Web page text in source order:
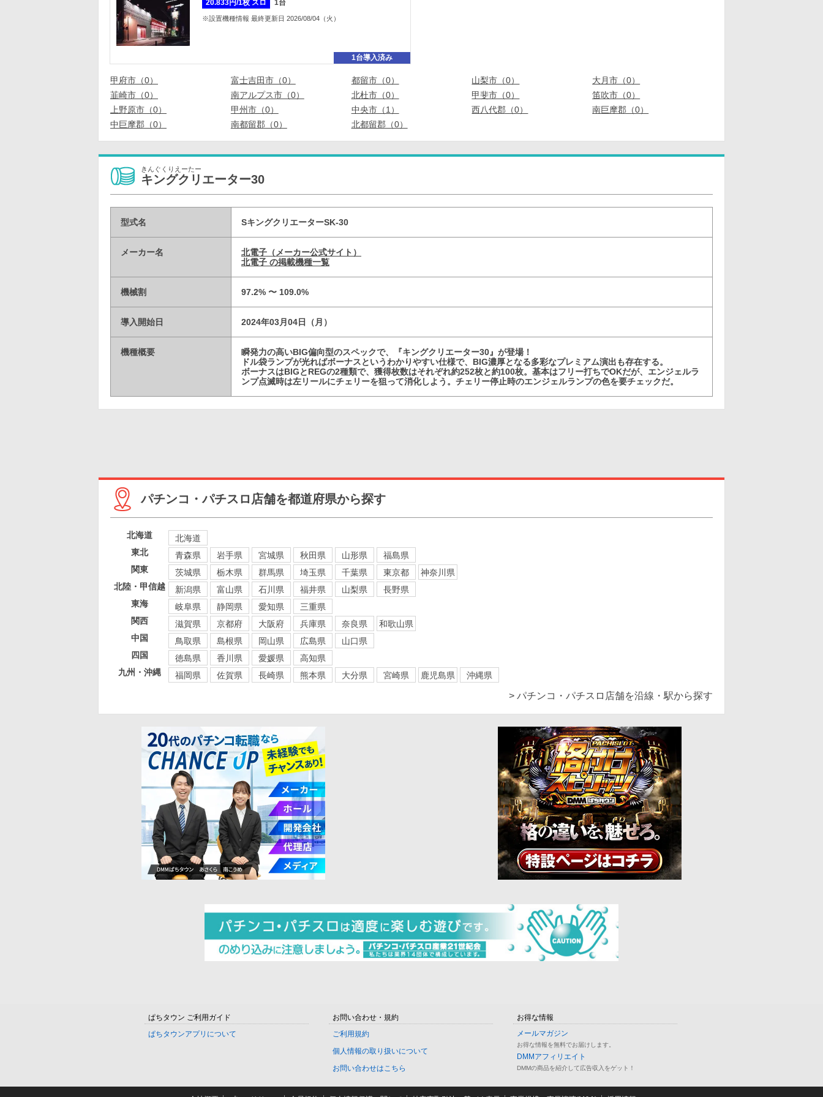
20.833円/1枚 スロ 1台
※設置機種情報 最終更新日 2026/08/04（火）
1台導入済み
甲府市（0） 富士吉田市（0） 都留市（0） 山梨市（0）
大月市（0）
韮崎市（0）
南アルプス市（0） 北杜市（0） 甲斐市（0）
笛吹市（0）
上野原市（0）
甲州市（0） 中央市（1） 西八代郡（0）
南巨摩郡（0）
中巨摩郡（0）
南都留郡（0） 北都留郡（0）
きんぐくりえーたー
キングクリエーター30
型式名 SキングクリエーターSK-30
メーカー名
北電子（メーカー公式サイト）
北電子 の掲載機種一覧
機械割 97.2% 〜 109.0%
導入開始日 2024年03月04日（月）
機種概要
瞬発力の高いBIG偏向型のスペックで、『キングクリエーター30』が登場！
ドル袋ランプが光ればボーナスというわかりやすい仕様で、BIG濃厚となる多彩なプレミアム演出も存在する。
ボーナスはBIGとREGの2種類で、獲得枚数はそれぞれ約252枚と約100枚。基本はフリー打ちでOKだが、エンジェルラ
ンプ点滅時は左リールにチェリーを狙って消化しよう。チェリー停止時のエンジェルランプの色を要チェックだ。
パチンコ・パチスロ店舗を都道府県から探す
北海道
北海道
東北
青森県 岩手県 宮城県 秋田県 山形県
福島県
関東
茨城県 栃木県 群馬県 埼玉県 千葉県 東京都
神奈川県
北陸・甲信越
新潟県 富山県 石川県 福井県 山梨県
長野県
東海
岐阜県 静岡県 愛知県
三重県
関西
滋賀県 京都府 大阪府 兵庫県 奈良県
和歌山県
中国
鳥取県 島根県 岡山県 広島県
山口県
四国
徳島県 香川県 愛媛県
高知県
九州・沖縄
福岡県 佐賀県 長崎県 熊本県 大分県 宮崎県 鹿児島県 沖縄県
> パチンコ・パチスロ店舗を沿線・駅から探す
ぱちタウン ご利用ガイド
ぱちタウンアプリについて
お問い合わせ・規約
ご利用規約
個人情報の取り扱いについて
お問い合わせはこちら
お得な情報
メールマガジン
お得な情報を無料でお届けします。
DMMアフィリエイト
DMMの商品を紹介して広告収入をゲット！